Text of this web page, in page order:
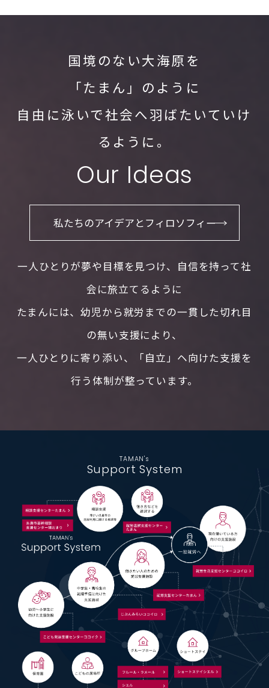
国境のない大海原を
「たまん」のように
自由に泳いで社会へ羽ばたいていけ
るように。
Our Ideas
私たちのアイデアとフィロソフィー
一人ひとりが夢や目標を見つけ、自信を持って社
会に旅立てるように
たまんには、幼児から就労までの一貫した切れ目
の無い支援により、
一人ひとりに寄り添い、「自立」ヘ向けた支援を
行う体制が整っています。
TAMAN's
Support System